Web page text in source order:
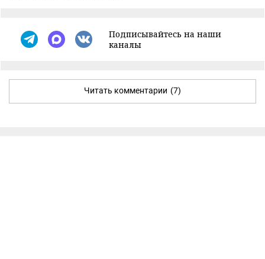
Подписывайтесь на наши
каналы
Читать комментарии (7)